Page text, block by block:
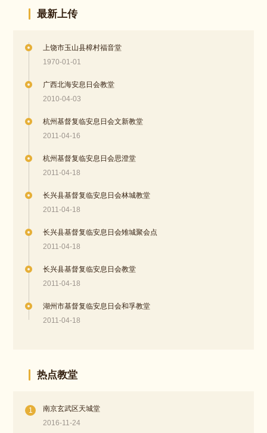
最新上传
上饶市玉山县樟村福音堂
1970-01-01
广西北海安息日会教堂
2010-04-03
杭州基督复临安息日会文新教堂
2011-04-16
杭州基督复临安息日会思澄堂
2011-04-18
长兴县基督复临安息日会林城教堂
2011-04-18
长兴县基督复临安息日会雉城聚会点
2011-04-18
长兴县基督复临安息日会教堂
2011-04-18
湖州市基督复临安息日会和孚教堂
2011-04-18
热点教堂
1
南京玄武区天城堂
2016-11-24